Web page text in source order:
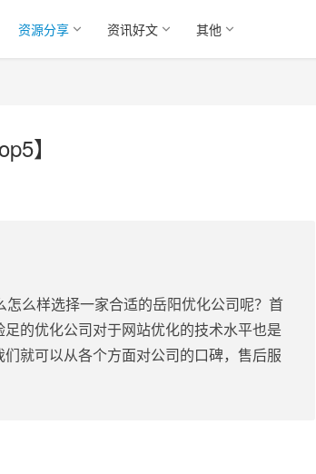
资源分享 资讯好文 其他
】
么样选择一家合适的岳阳优化公司呢？首
的优化公司对于网站优化的技术水平也是
就可以从各个方面对公司的口碑，售后服